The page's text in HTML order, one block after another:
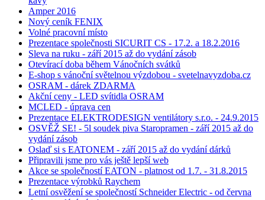
Amper 2016
Nový ceník FENIX
Volné pracovní místo
Prezentace společnosti SICURIT CS - 17.2. a 18.2.2016
Sleva na ruku - září 2015 až do vydání zásob
Otevírací doba během Vánočních svátků
E-shop s vánoční světelnou výzdobou - svetelnavyzdoba.cz
OSRAM - dárek ZDARMA
Akční ceny - LED svítidla OSRAM
MCLED - úprava cen
Prezentace ELEKTRODESIGN ventilátory s.r.o. - 24.9.2015
OSVĚŽ SE! - 5l soudek piva Staropramen - září 2015 až do
vydání zásob
Oslaď si s EATONEM - září 2015 až do vydání dárků
Připravili jsme pro vás ještě lepší web
Akce se společností EATON - platnost od 1.7. - 31.8.2015
Prezentace výrobků Raychem
Letní osvěžení se společností Schneider Electric - od června